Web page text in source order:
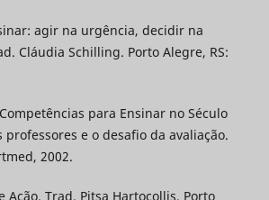
agir na urgência, decidir na
Cláudia Schilling. Porto Alegre, RS:
Competências para Ensinar no Século
professores e o desafio da avaliação.
2002.
Ação. Trad. Pitsa Hartocollis. Porto